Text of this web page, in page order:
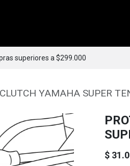
superiores a $299.000
YAMAHA SUPER
$